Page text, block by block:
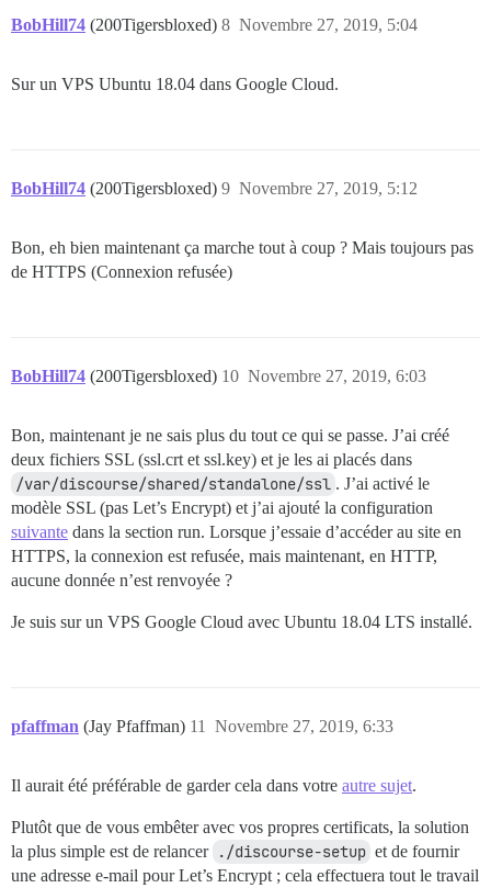
BobHill74 (200Tigersbloxed) Novembre 27, 2019, 5:04
8
Sur un VPS Ubuntu 18.04 dans Google Cloud.
BobHill74 (200Tigersbloxed) Novembre 27, 2019, 5:12
9
Bon, eh bien maintenant ça marche tout à coup ? Mais toujours pas
de HTTPS (Connexion refusée)
BobHill74 (200Tigersbloxed) Novembre 27, 2019, 6:03
10
Bon, maintenant je ne sais plus du tout ce qui se passe. J’ai créé
deux fichiers SSL (ssl.crt et ssl.key) et je les ai placés dans
/var/discourse/shared/standalone/ssl . J’ai activé le
modèle SSL (pas Let’s Encrypt) et j’ai ajouté la configuration
suivante dans la section run. Lorsque j’essaie d’accéder au site en
HTTPS, la connexion est refusée, mais maintenant, en HTTP,
aucune donnée n’est renvoyée ?
Je suis sur un VPS Google Cloud avec Ubuntu 18.04 LTS installé.
pfaffman (Jay Pfaffman) Novembre 27, 2019, 6:33
11
Il aurait été préférable de garder cela dans votre autre sujet.
Plutôt que de vous embêter avec vos propres certificats, la solution
la plus simple est de relancer ./discourse-setup et de fournir
une adresse e-mail pour Let’s Encrypt ; cela effectuera tout le travail